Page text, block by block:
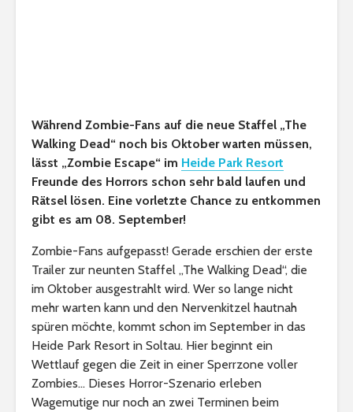
Während Zombie-Fans auf die neue Staffel „The
Walking Dead“ noch bis Oktober warten müssen,
lässt „Zombie Escape“ im Heide Park Resort
Freunde des Horrors schon sehr bald laufen und
Rätsel lösen. Eine vorletzte Chance zu entkommen
gibt es am 08. September!
Zombie-Fans aufgepasst! Gerade erschien der erste
Trailer zur neunten Staffel „The Walking Dead“, die
im Oktober ausgestrahlt wird. Wer so lange nicht
mehr warten kann und den Nervenkitzel hautnah
spüren möchte, kommt schon im September in das
Heide Park Resort in Soltau. Hier beginnt ein
Wettlauf gegen die Zeit in einer Sperrzone voller
Zombies… Dieses Horror-Szenario erleben
Wagemutige nur noch an zwei Terminen beim